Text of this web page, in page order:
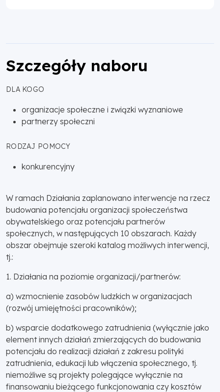
Szczegóły naboru
DLA KOGO
organizacje społeczne i związki wyznaniowe
partnerzy społeczni
RODZAJ POMOCY
konkurencyjny
W ramach Działania zaplanowano interwencje na rzecz
budowania potencjału organizacji społeczeństwa
obywatelskiego oraz potencjału partnerów
społecznych, w następujących 10 obszarach. Każdy
obszar obejmuje szeroki katalog możliwych interwencji,
tj.:
1. Działania na poziomie organizacji/partnerów:
a) wzmocnienie zasobów ludzkich w organizacjach
(rozwój umiejętności pracowników);
b) wsparcie dodatkowego zatrudnienia (wyłącznie jako
element innych działań zmierzających do budowania
potencjału do realizacji działań z zakresu polityki
zatrudnienia, edukacji lub włączenia społecznego, tj.
niemożliwe są projekty polegające wyłącznie na
finansowaniu bieżącego funkcjonowania czy kosztów